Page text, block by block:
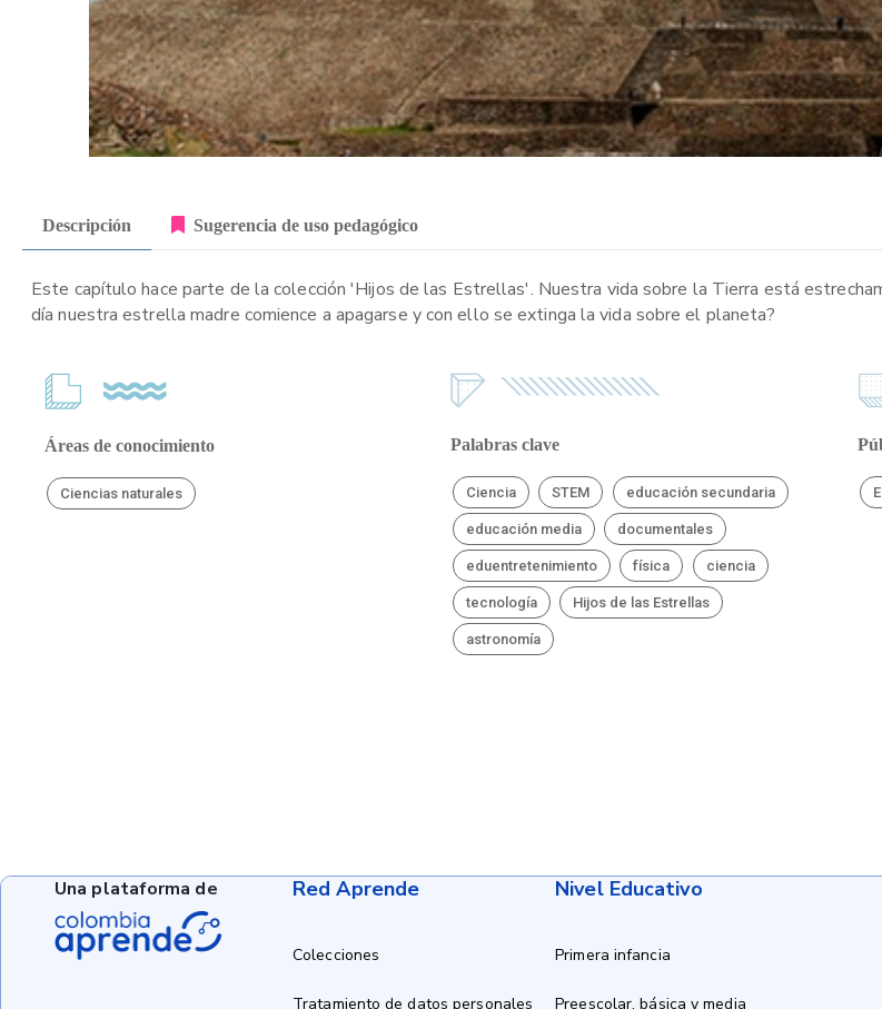
Descripción Sugerencia de uso pedagógico
Este capítulo hace parte de la colección 'Hijos de las Estrellas'. Nuestra vida sobre la Tierra está
día nuestra estrella madre comience a apagarse y con ello se extinga la vida sobre el planeta?
Áreas de conocimiento
Ciencias naturales
Palabras clave
Ciencia STEM educación secundaria
educación media documentales
eduentretenimiento física ciencia
tecnología Hijos de las Estrellas
astronomía
Red Aprende
Colecciones
Tratamiento de datos personales
Nivel Educativo
Primera infancia
Preescolar, básica y media
Una plataforma de